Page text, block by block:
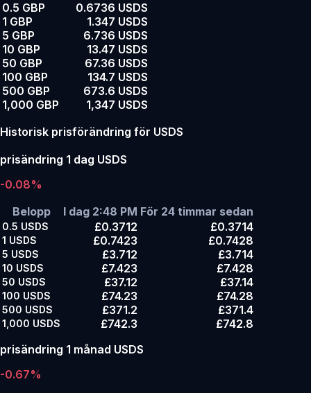
0.5 GBP
0.6736 USDS
1 GBP
1.347 USDS
5 GBP
6.736 USDS
10 GBP
13.47 USDS
50 GBP
67.36 USDS
100 GBP
134.7 USDS
500 GBP
673.6 USDS
1,000 GBP
1,347 USDS
Historisk prisförändring för USDS
prisändring 1 dag USDS
-0.08%
Belopp
I dag 2:48 PM För 24 timmar sedan
0.5 USDS £0.3712 £0.3714
1 USDS £0.7423 £0.7428
5 USDS £3.712 £3.714
10 USDS £7.423 £7.428
50 USDS £37.12 £37.14
100 USDS £74.23 £74.28
500 USDS £371.2 £371.4
1,000 USDS £742.3
£742.8
prisändring 1 månad USDS
-0.67%